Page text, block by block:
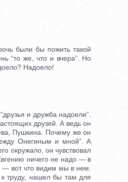
были бы пожить такой
“то же, что и вчера”. Но
Надоело!
и дружба надоели”.
друзей. А ведь он
Пушкина. Почему же он
Онегиным и мной”. А
окружало, он чувствовал
ничего не надо — в
— вот что видим мы в нем.
труду, нашел бы там для